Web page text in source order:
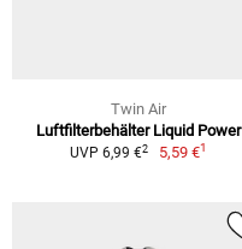
Twin Air
Luftfilterbehälter Liquid Power
UVP 6,99 €2 5,59 €1